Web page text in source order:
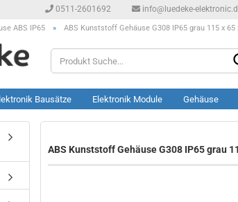
0511-2601692 info@luedeke-
ABS IP65 » ABS Kunststoff Gehäuse G308 IP65 grau 115 x 65
Bausätze Elektronik Module Gehäuse
ABS Kunststoff Gehäuse G308 IP65 grau